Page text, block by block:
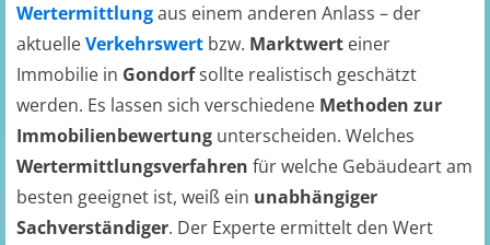
Wertermittlungaus einem anderen Anlass – der
aktuelleVerkehrswert bzw. Marktwert einer
Immobilie in Gondorfsollte realistisch geschätzt
werden. Es lassen sich verschiedene Methoden zur
Immobilienbewertung unterscheiden. Welches
Wertermittlungsverfahren für welche Gebäudeart am
besten geeignet ist, weiß ein unabhängiger
Sachverständiger. Der Experte ermittelt den Wert